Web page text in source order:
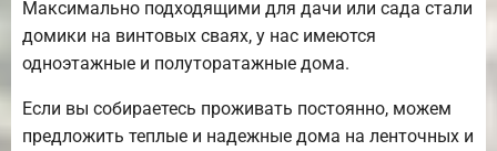
Максимально подходящими для дачи или сада стали
домики на винтовых сваях, у нас имеются
одноэтажные и полуторатажные дома.
Если вы собираетесь проживать постоянно, можем
предложить теплые и надежные дома на ленточных и